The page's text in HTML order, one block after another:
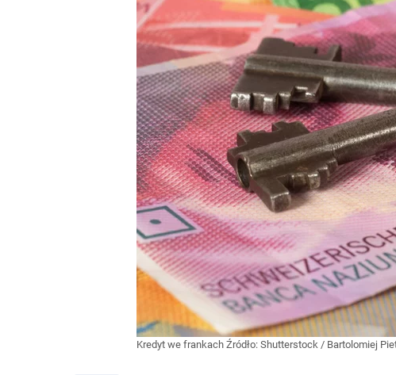
Kredyt we frankach Źródło: Shutterstock / Bartolomiej